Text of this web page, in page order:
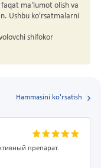
ma'lumot olish va
Ushbu ko'rsatmalarni
shifokor
Hammasini ko'rsatish
препарат.